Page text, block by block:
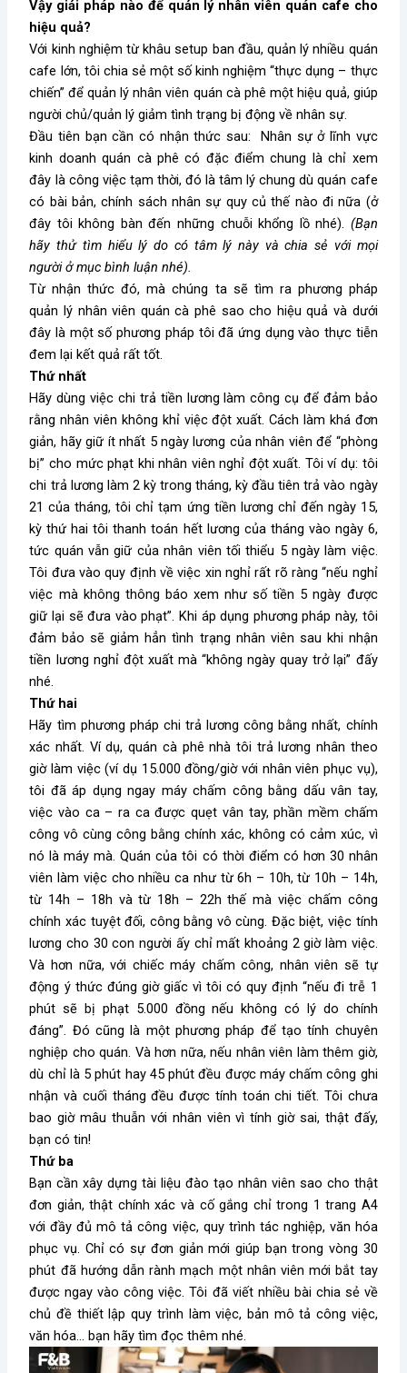
Vậy giải pháp nào để quản lý nhân viên quán cafe cho
hiệu quả?
Với kinh nghiệm từ khâu setup ban đầu, quản lý nhiều quán
cafe lớn, tôi chia sẻ một số kinh nghiệm “thực dụng – thực
chiến” để quản lý nhân viên quán cà phê một hiệu quả, giúp
người chủ/quản lý giảm tình trạng bị động về nhân sự.
Đầu tiên bạn cần có nhận thức sau: Nhân sự ở lĩnh vực
kinh doanh quán cà phê có đặc điểm chung là chỉ xem
đây là công việc tạm thời, đó là tâm lý chung dù quán cafe
có bài bản, chính sách nhân sự quy củ thế nào đi nữa (ở
đây tôi không bàn đến những chuỗi khổng lồ nhé). (Bạn
hãy thử tìm hiểu lý do có tâm lý này và chia sẻ với mọi
người ở mục bình luận nhé).
Từ nhận thức đó, mà chúng ta sẽ tìm ra phương pháp
quản lý nhân viên quán cà phê sao cho hiệu quả và dưới
đây là một số phương pháp tôi đã ứng dụng vào thực tiễn
đem lại kết quả rất tốt.
Thứ nhất
Hãy dùng việc chi trả tiền lương làm công cụ để đảm bảo
rằng nhân viên không khỉ việc đột xuất. Cách làm khá đơn
giản, hãy giữ ít nhất 5 ngày lương của nhân viên để “phòng
bị” cho mức phạt khi nhân viên nghỉ đột xuất. Tôi ví dụ: tôi
chi trả lương làm 2 kỳ trong tháng, kỳ đầu tiên trả vào ngày
21 của tháng, tôi chỉ tạm ứng tiền lương chỉ đến ngày 15,
kỳ thứ hai tôi thanh toán hết lương của tháng vào ngày 6,
tức quán vẫn giữ của nhân viên tối thiểu 5 ngày làm việc.
Tôi đưa vào quy định về việc xin nghỉ rất rõ ràng “nếu nghỉ
việc mà không thông báo xem như số tiền 5 ngày được
giữ lại sẽ đưa vào phạt”. Khi áp dụng phương pháp này, tôi
đảm bảo sẽ giảm hẳn tình trạng nhân viên sau khi nhận
tiền lương nghỉ đột xuất mà “không ngày quay trở lại” đấy
nhé.
Thứ hai
Hãy tìm phương pháp chi trả lương công bằng nhất, chính
xác nhất. Ví dụ, quán cà phê nhà tôi trả lương nhân theo
giờ làm việc (ví dụ 15.000 đồng/giờ với nhân viên phục vụ),
tôi đã áp dụng ngay máy chấm công bằng dấu vân tay,
việc vào ca – ra ca được quẹt vân tay, phần mềm chấm
công vô cùng công bằng chính xác, không có cảm xúc, vì
nó là máy mà. Quán của tôi có thời điểm có hơn 30 nhân
viên làm việc cho nhiều ca như từ 6h – 10h, từ 10h – 14h,
từ 14h – 18h và từ 18h – 22h thế mà việc chấm công
chính xác tuyệt đối, công bằng vô cùng. Đặc biệt, việc tính
lương cho 30 con người ấy chỉ mất khoảng 2 giờ làm việc.
Và hơn nữa, với chiếc máy chấm công, nhân viên sẽ tự
động ý thức đúng giờ giấc vì tôi có quy định “nếu đi trễ 1
phút sẽ bị phạt 5.000 đồng nếu không có lý do chính
đáng”. Đó cũng là một phương pháp để tạo tính chuyên
nghiệp cho quán. Và hơn nữa, nếu nhân viên làm thêm giờ,
dù chỉ là 5 phút hay 45 phút đều được máy chấm công ghi
nhận và cuối tháng đều được tính toán chi tiết. Tôi chưa
bao giờ mâu thuẫn với nhân viên vì tính giờ sai, thật đấy,
bạn có tin!
Thứ ba
Bạn cần xây dựng tài liệu đào tạo nhân viên sao cho thật
đơn giản, thật chính xác và cố gắng chỉ trong 1 trang A4
với đầy đủ mô tả công việc, quy trình tác nghiệp, văn hóa
phục vụ. Chỉ có sự đơn giản mới giúp bạn trong vòng 30
phút đã hướng dẫn rành mạch một nhân viên mới bắt tay
được ngay vào công việc. Tôi đã viết nhiều bài chia sẻ về
chủ đề thiết lập quy trình làm việc, bản mô tả công việc,
văn hóa… bạn hãy tìm đọc thêm nhé.